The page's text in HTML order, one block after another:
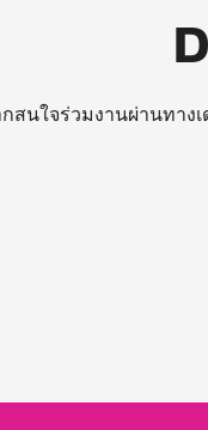
สนใจร่วมงานผ่านทาง